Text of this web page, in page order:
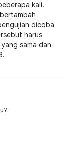
kali.
dicoba
harus
sama dan